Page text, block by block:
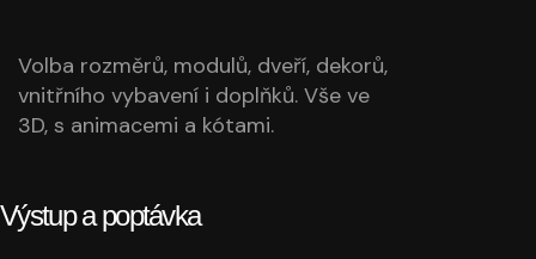
Volba rozměrů, modulů, dveří, dekorů,
vnitřního vybavení i doplňků. Vše ve
3D, s animacemi a kótami.
Výstup a poptávka